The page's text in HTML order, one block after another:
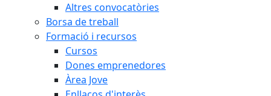
Altres convocatòries
Borsa de treball
Formació i recursos
Cursos
Dones emprenedores
Àrea Jove